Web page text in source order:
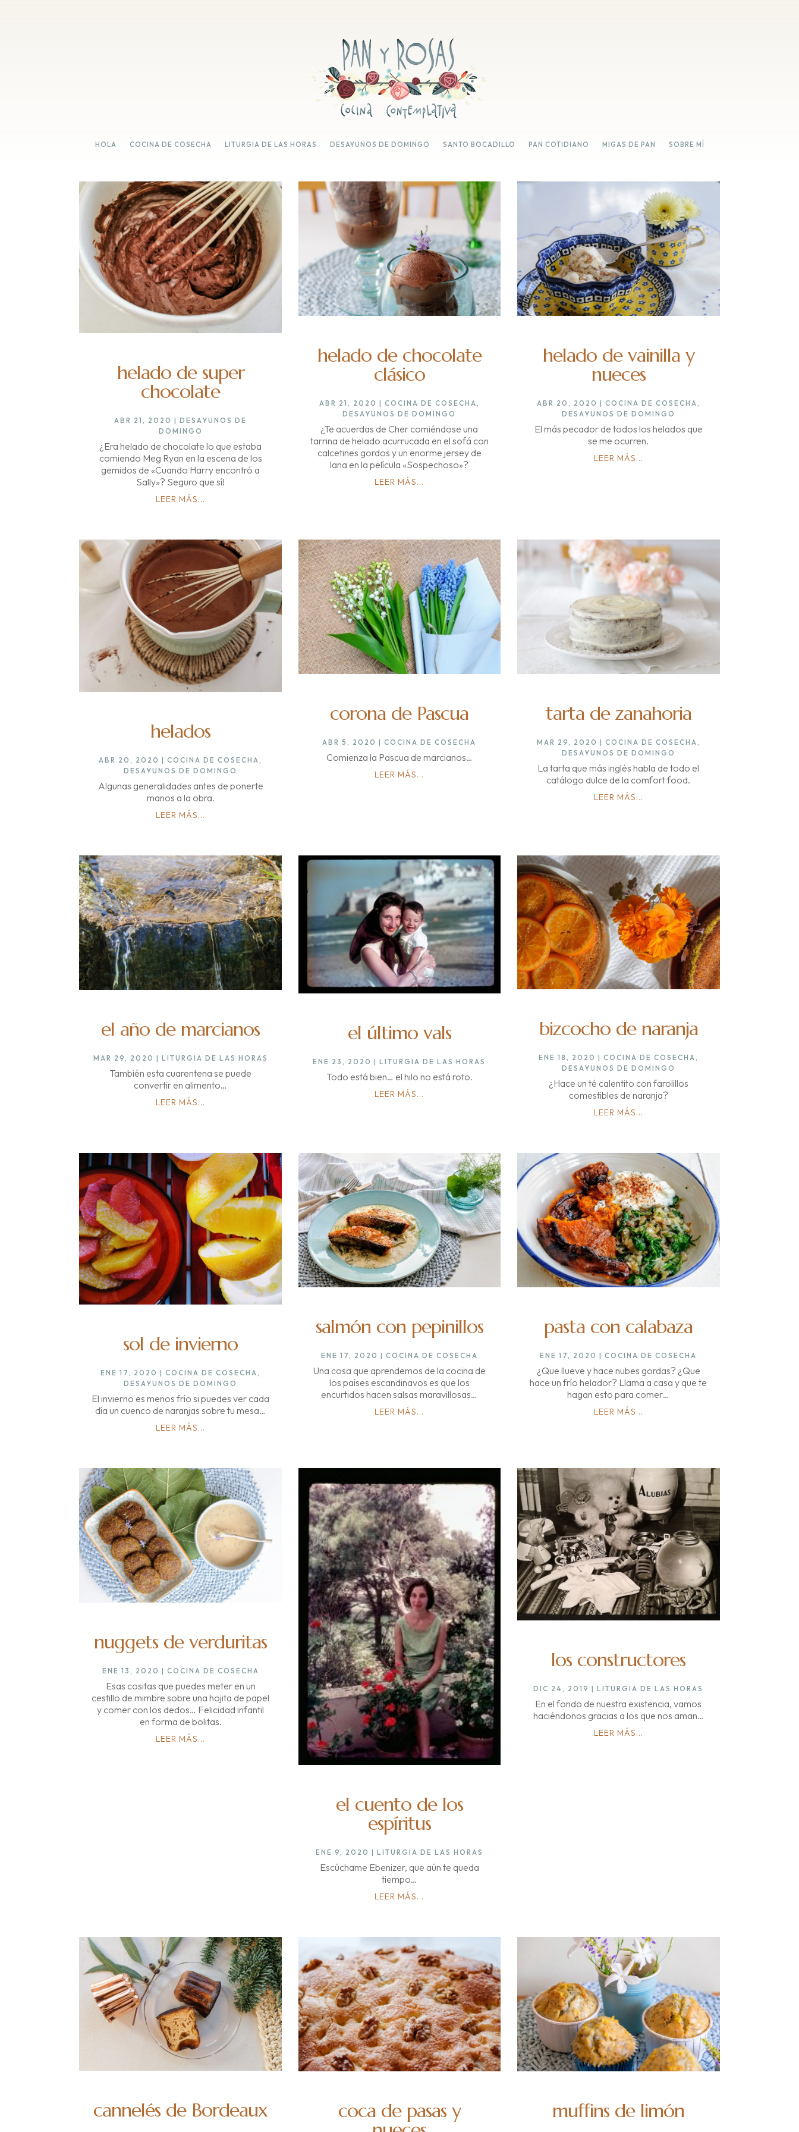
HOLA COCINA DE COSECHA LITURGIA DE LAS HORAS DESAYUNOS DE DOMINGO SANTO BOCADILLO PAN COTIDIANO MIGAS DE PAN SOBRE MÍ
helado de super
chocolate
ABR 21, 2020 |DESAYUNOS DE
DOMINGO
¿Era helado de chocolate lo que estaba
comiendo Meg Ryan en la escena de los
gemidos de «Cuando Harry encontró a
Sally»? Seguro que sí!
LEER MÁS...
helado de chocolate
clásico
ABR 21, 2020 | COCINA DE COSECHA ,
DESAYUNOS DE DOMINGO
¿Te acuerdas de Cher comiéndose una
tarrina de helado acurrucada en el sofá con
calcetines gordos y un enorme jersey de
lana en la película «Sospechoso»?
LEER MÁS...
helado de vainilla y
nueces
ABR 20, 2020 | COCINA DE COSECHA
DESAYUNOS DE DOMINGO
El más pecador de todos los helados que
se me ocurren.
LEER MÁS...
helados
ABR 20, 2020 |COCINA DE COSECHA
DESAYUNOS DE DOMINGO
Algunas generalidades antes de ponerte
manos a la obra.
LEER MÁS...
corona de Pascua
ABR 5, 2020 |COCINA DE COSECHA
Comienza la Pascua de marcianos…
LEER MÁS...
tarta de zanahoria
MAR 29, 2020 | COCINA DE COSECHA ,
DESAYUNOS DE DOMINGO
La tarta que más inglés habla de todo el
catálogo dulce de la comfort food.
LEER MÁS...
el año de marcianos
MAR 29, 2020 | LITURGIA DE LAS HORAS
También esta cuarentena se puede
convertir en alimento…
LEER MÁS...
el último vals
ENE 23, 2020 |LITURGIA DE LAS HORAS
Todo está bien… el hilo no está roto.
LEER MÁS...
bizcocho de naranja
ENE 18, 2020 | COCINA DE COSECHA ,
DESAYUNOS DE DOMINGO
¿Hace un té calentito con farolillos
comestibles de naranja?
LEER MÁS...
sol de invierno
ENE 17, 2020 |COCINA DE COSECHA ,
DESAYUNOS DE DOMINGO
El invierno es menos frío si puedes ver cada
día un cuenco de naranjas sobre tu mesa…
LEER MÁS...
salmón con pepinillos
ENE 17, 2020 | COCINA DE COSECHA
Una cosa que aprendemos de la cocina de
los países escandinavos es que los
encurtidos hacen salsas maravillosas…
LEER MÁS...
pasta con calabaza
ENE 17, 2020 |COCINA DE COSECHA
¿Que llueve y hace nubes gordas? ¿Que
hace un frío helador? Llama a casa y que te
hagan esto para comer…
LEER MÁS...
nuggets de verduritas
ENE 13, 2020 | COCINA DE COSECHA
Esas cositas que puedes meter en un
cestillo de mimbre sobre una hojita de papel
y comer con los dedos… Felicidad infantil
en forma de bolitas.
LEER MÁS...
el cuento de los
espíritus
ENE 9, 2020 | LITURGIA DE LAS HORAS
Escúchame Ebenizer, que aún te queda
tiempo…
LEER MÁS...
los constructores
DIC 24, 2019 |LITURGIA DE LAS HORAS
En el fondo de nuestra existencia, vamos
haciéndonos gracias a los que nos aman…
LEER MÁS...
cannelés de Bordeaux
coca de pasas y
muffins de limón